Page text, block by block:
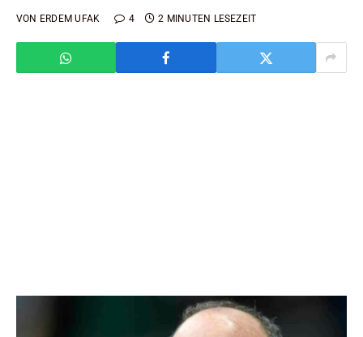
VON ERDEM UFAK 4 2 MINUTEN LESEZEIT